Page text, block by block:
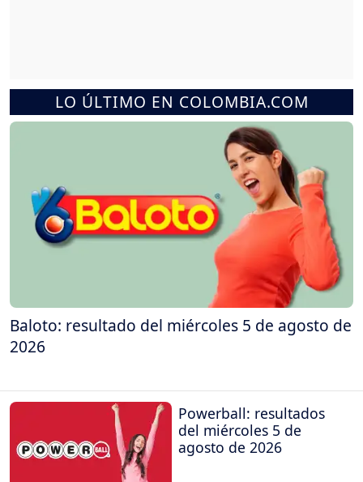
LO ÚLTIMO EN COLOMBIA.COM
Baloto: resultado del miércoles 5 de agosto de
2026
Powerball: resultados
del miércoles 5 de
agosto de 2026